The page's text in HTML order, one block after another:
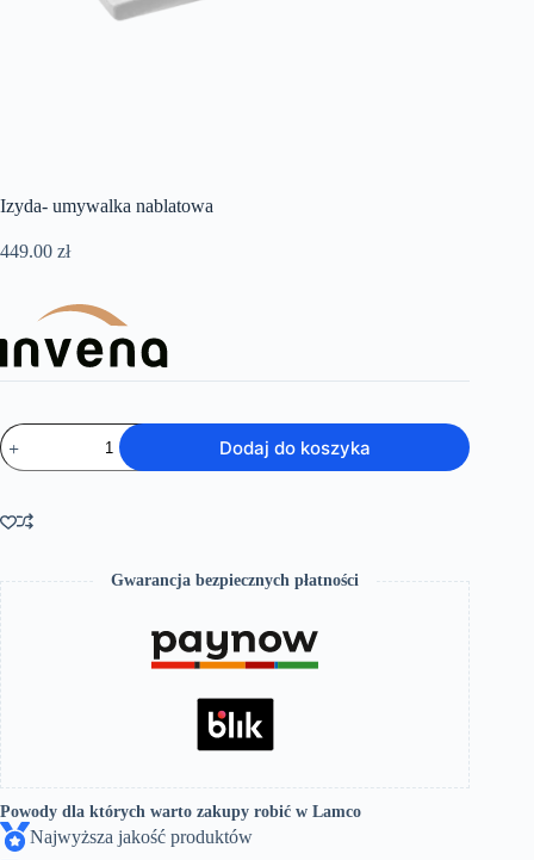
Izyda- umywalka nablatowa
449.00 zł
ilość
Izyda-
umywalka
Dodaj do koszyka
Gwarancja bezpiecznych płatności
Powody dla których warto zakupy robić w Lamco
Najwyższa jakość produktów